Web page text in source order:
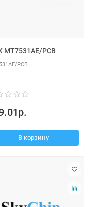
MT7531AE/PCB
PCB
В корзину